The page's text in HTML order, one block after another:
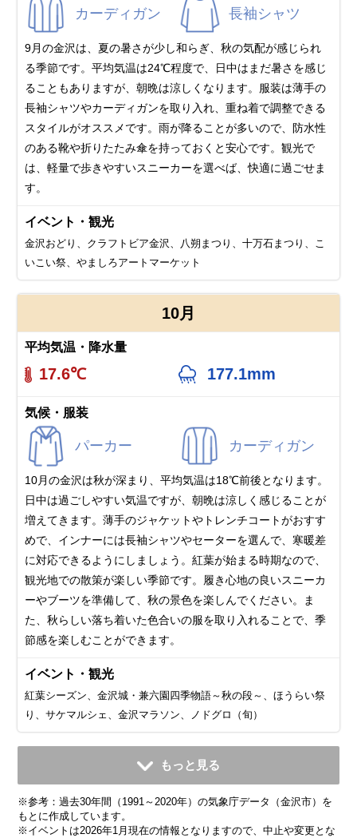
カーディガン 長袖シャツ
9月の金沢は、夏の暑さが少し和らぎ、秋の気配が感じられ
る季節です。平均気温は24℃程度で、日中はまだ暑さを感じ
ることもありますが、朝晩は涼しくなります。服装は薄手の
長袖シャツやカーディガンを取り入れ、重ね着で調整できる
スタイルがオススメです。雨が降ることが多いので、防水性
のある靴や折りたたみ傘を持っておくと安心です。観光で
は、軽量で歩きやすいスニーカーを選べば、快適に過ごせま
す。
イベント・観光
金沢おどり、クラフトビア金沢、八朔まつり、十万石まつり、こ
いこい祭、やましろアートマーケット
10月
平均気温・降水量
17.6℃ 177.1mm
気候・服装
パーカー カーディガン
10月の金沢は秋が深まり、平均気温は18℃前後となります。
日中は過ごしやすい気温ですが、朝晩は涼しく感じることが
増えてきます。薄手のジャケットやトレンチコートがおすす
めで、インナーには長袖シャツやセーターを選んで、寒暖差
に対応できるようにしましょう。紅葉が始まる時期なので、
観光地での散策が楽しい季節です。履き心地の良いスニーカ
ーやブーツを準備して、秋の景色を楽しんでください。ま
た、秋らしい落ち着いた色合いの服を取り入れることで、季
節感を楽しむことができます。
イベント・観光
紅葉シーズン、金沢城・兼六園四季物語～秋の段～、ほうらい祭
り、サケマルシェ、金沢マラソン、ノドグロ（旬）
11月
平均気温・降水量
11.9℃ 250.8mm
12月
平均気温・降水量
6.8℃ 301.1mm
1月
平均気温・降水量
4.0℃ 256.0mm
2月
平均気温・降水量
4.2℃ 162.6mm
3月
平均気温・降水量
7.3℃ 157.2mm
4月
平均気温・降水量
12.6℃ 143.9mm
5月
平均気温・降水量
17.7℃ 138.0mm
6月
平均気温・降水量
21.6℃ 170.3mm
7月
平均気温・降水量
25.8℃ 233.4mm
もっと見る
※参考：過去30年間（1991～2020年）の気象庁データ（金沢市）を
もとに作成しています。
※イベントは2026年1月現在の情報となりますので、中止や変更とな